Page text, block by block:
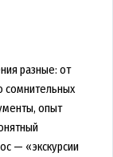
разные: от
сомнительных
опыт
— «экскурсии